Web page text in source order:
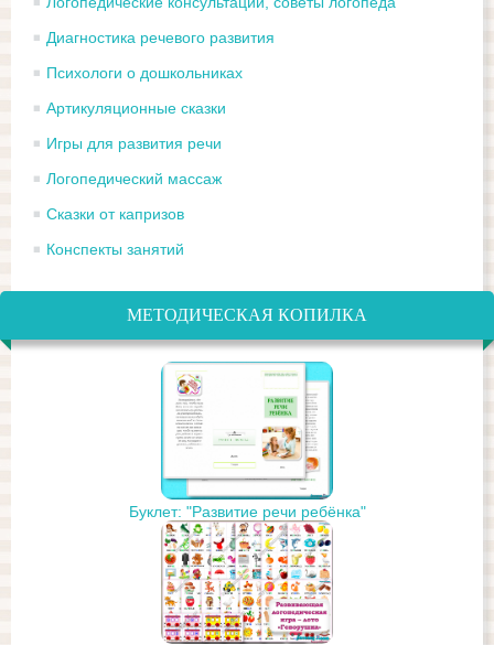
Диагностика речевого развития
Психологи о дошкольниках
Артикуляционные сказки
Игры для развития речи
Логопедический массаж
Сказки от капризов
Конспекты занятий
МЕТОДИЧЕСКАЯ КОПИЛКА
Буклет: "Развитие речи ребёнка"